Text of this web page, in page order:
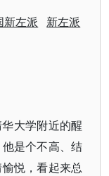
新左派 新左派
大学附近的醒
是个不高、结
悦，看起来总